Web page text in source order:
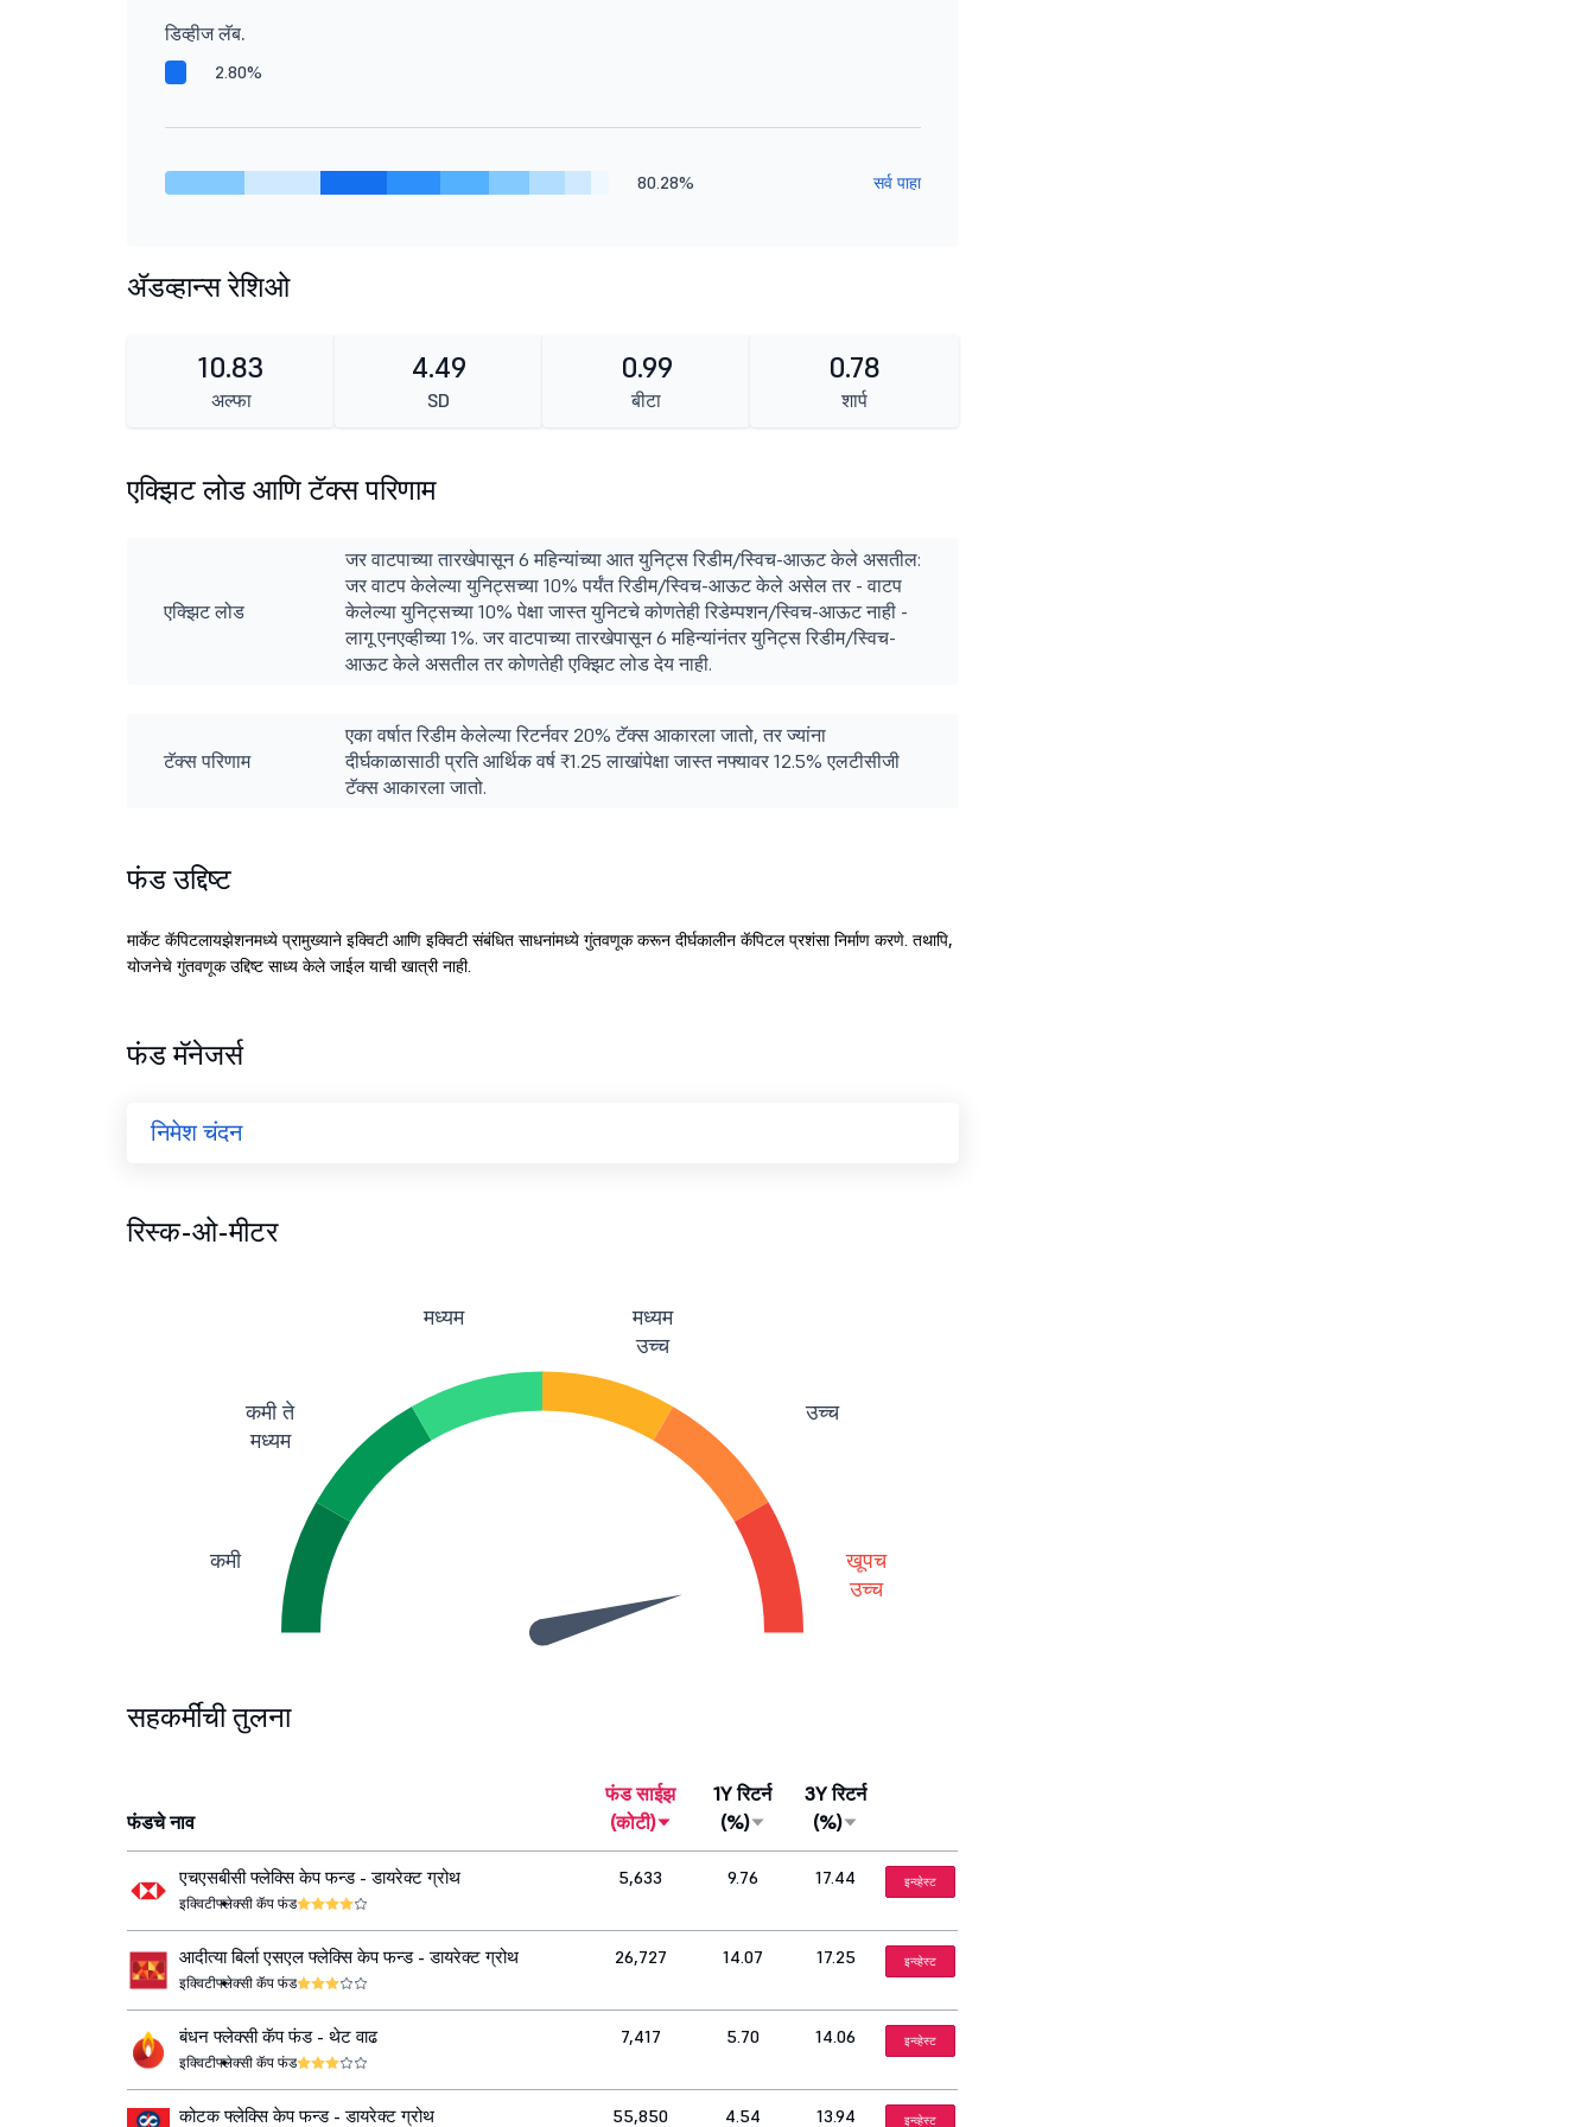
डिव्हीज लॅब.
2.80%
80.28% सर्व पाहा
ॲडव्हान्स रेशिओ
10.83
अल्फा
4.49
SD
0.99
बीटा
0.78
शार्प
एक्झिट लोड आणि टॅक्स परिणाम
एक्झिट लोड
जर वाटपाच्या तारखेपासून 6 महिन्यांच्या आत युनिट्स रिडीम/स्विच-आऊट केले असतील:
जर वाटप केलेल्या युनिट्सच्या 10% पर्यंत रिडीम/स्विच-आऊट केले असेल तर - वाटप
केलेल्या युनिट्सच्या 10% पेक्षा जास्त युनिटचे कोणतेही रिडेम्पशन/स्विच-आऊट नाही -
लागू एनएव्हीच्या 1%. जर वाटपाच्या तारखेपासून 6 महिन्यांनंतर युनिट्स रिडीम/स्विच-
आऊट केले असतील तर कोणतेही एक्झिट लोड देय नाही.
टॅक्स परिणाम
एका वर्षात रिडीम केलेल्या रिटर्नवर 20% टॅक्स आकारला जातो, तर ज्यांना
दीर्घकाळासाठी प्रति आर्थिक वर्ष ₹1.25 लाखांपेक्षा जास्त नफ्यावर 12.5% एलटीसीजी
टॅक्स आकारला जातो.
फंड उद्दिष्ट
मार्केट कॅपिटलायझेशनमध्ये प्रामुख्याने इक्विटी आणि इक्विटी संबंधित साधनांमध्ये गुंतवणूक करून दीर्घकालीन कॅपिटल प्रशंसा निर्माण करणे. तथापि,
योजनेचे गुंतवणूक उद्दिष्ट साध्य केले जाईल याची खात्री नाही.
फंड मॅनेजर्स
निमेश चंदन
रिस्क-ओ-मीटर
कमी
कमी ते
मध्यम
मध्यम
मध्यम
उच्च
उच्च
खूपच
उच्च
सहकर्मींची तुलना
फंडचे नाव
फंड साईझ
(कोटी)
1Y रिटर्न
(%)
3Y रिटर्न
(%)
एचएसबीसी फ्लेक्सि केप फन्ड - डायरेक्ट ग्रोथ
इक्विटीफ्लेक्सी कॅप फंड
5,633 9.76 17.44 इन्व्हेस्ट
आदीत्या बिर्ला एसएल फ्लेक्सि केप फन्ड - डायरेक्ट ग्रोथ
इक्विटीफ्लेक्सी कॅप फंड
26,727 14.07 17.25 इन्व्हेस्ट
बंधन फ्लेक्सी कॅप फंड - थेट वाढ
इक्विटीफ्लेक्सी कॅप फंड
7,417 5.70 14.06 इन्व्हेस्ट
कोटक फ्लेक्सि केप फन्ड - डायरेक्ट ग्रोथ 55,850 4.54 13.94 इन्व्हेस्ट